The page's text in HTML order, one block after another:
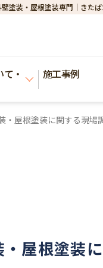
塗装・屋根塗装専門｜きた
・ 施工事例
屋根塗装に関する現場
屋根塗装に